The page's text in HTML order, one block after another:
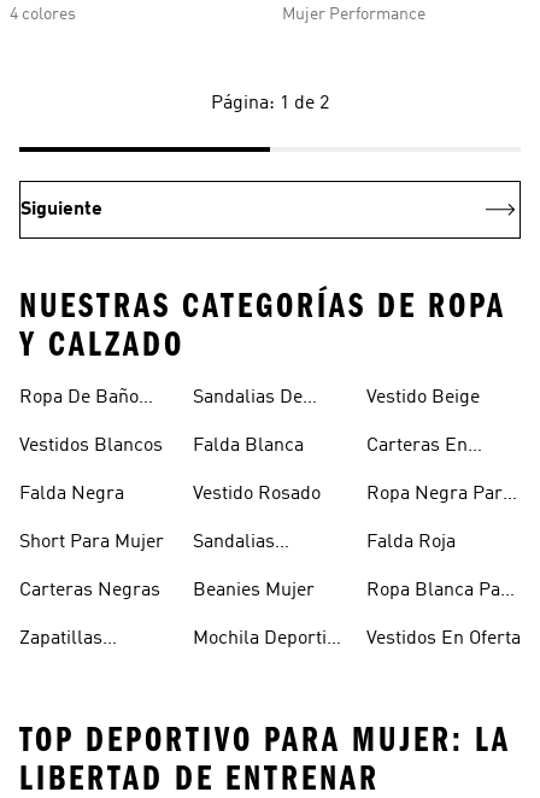
4 colores
Mujer Performance
Página: 1 de 2
Siguiente
NUESTRAS CATEGORÍAS DE ROPA
Y CALZADO
Ropa De Baño
Vestidos Blancos
Falda Negra
Short Para Mujer
Carteras Negras
Zapatillas
Sandalias De
Mujer
Falda Blanca
Vestido Rosado
Sandalias
Beanies Mujer
Mochila Deportiva
Vestido Beige
Carteras En
Ropa Negra Para
Falda Roja
Ropa Blanca Para
Vestidos En Oferta
TOP DEPORTIVO PARA MUJER: LA
LIBERTAD DE ENTRENAR